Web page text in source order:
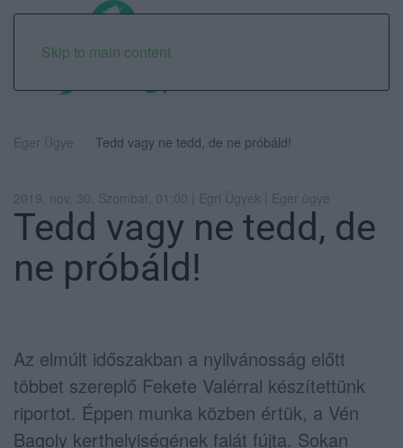
Skip to main content
Eger Ügye Tedd vagy ne tedd, de ne próbáld!
2019. nov. 30. Szombat, 01:00 | Egri Ügyek | Eger ügye
Tedd vagy ne tedd, de
ne próbáld!
Az elmúlt időszakban a nyilvánosság előtt
többet szereplő Fekete Valérral készítettünk
riportot. Éppen munka közben értük, a Vén
Bagoly kerthelyiségének falát fújta. Sokan